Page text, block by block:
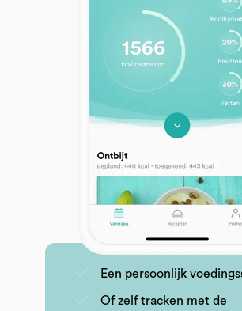
Een persoonlijk
Of zelf tracken met de